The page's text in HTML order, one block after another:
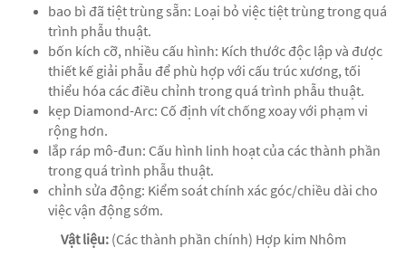
bao bì đã tiệt trùng sẵn: Loại bỏ việc tiệt trùng trong quá
trình phẫu thuật.
bốn kích cỡ, nhiều cấu hình: Kích thước độc lập và được
thiết kế giải phẫu để phù hợp với cấu trúc xương, tối
thiểu hóa các điều chỉnh trong quá trình phẫu thuật.
kẹp Diamond-Arc: Cố định vít chống xoay với phạm vi
rộng hơn.
lắp ráp mô-đun: Cấu hình linh hoạt của các thành phần
trong quá trình phẫu thuật.
chỉnh sửa động: Kiểm soát chính xác góc/chiều dài cho
việc vận động sớm.
Vật liệu: (Các thành phần chính) Hợp kim Nhôm